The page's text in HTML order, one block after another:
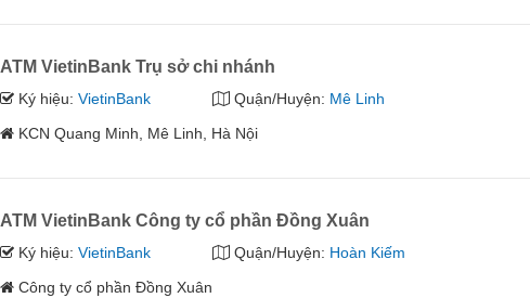
ATM VietinBank Trụ sở chi nhánh
Ký hiệu:VietinBank Quận/Huyện: Mê Linh
KCN Quang Minh, Mê Linh, Hà Nội
ATM VietinBank Công ty cổ phần Đồng Xuân
Ký hiệu:VietinBank Quận/Huyện: Hoàn Kiếm
Công ty cổ phần Đồng Xuân